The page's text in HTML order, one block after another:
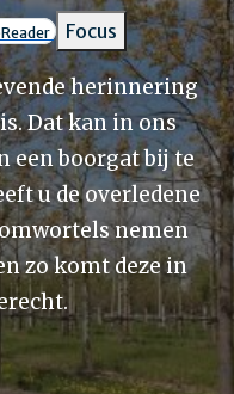
Focus
herinnering
Dat kan in ons
een boorgat bij te
u de overledene
nemen
zo komt deze in